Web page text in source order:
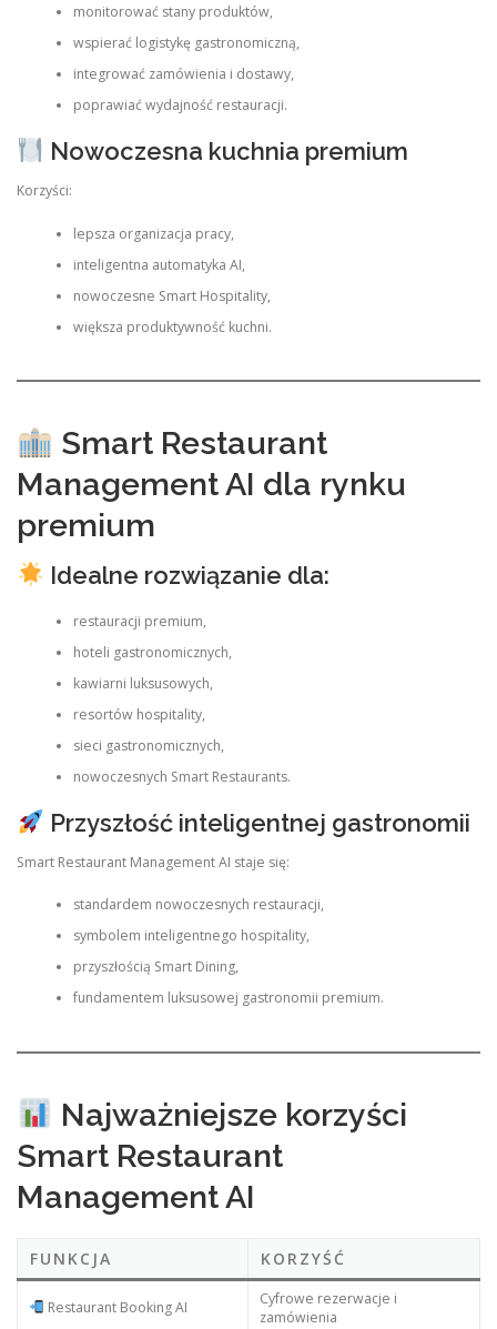
monitorować stany produktów,
wspierać logistykę gastronomiczną,
integrować zamówienia i dostawy,
poprawiać wydajność restauracji.
Nowoczesna kuchnia premium
Korzyści:
lepsza organizacja pracy,
inteligentna automatyka AI,
nowoczesne Smart Hospitality,
większa produktywność kuchni.
Smart Restaurant
Management AI dla rynku
premium
Idealne rozwiązanie dla:
restauracji premium,
hoteli gastronomicznych,
kawiarni luksusowych,
resortów hospitality,
sieci gastronomicznych,
nowoczesnych Smart Restaurants.
Przyszłość inteligentnej gastronomii
Smart Restaurant Management AI staje się:
standardem nowoczesnych restauracji,
symbolem inteligentnego hospitality,
przyszłością Smart Dining,
fundamentem luksusowej gastronomii premium.
Najważniejsze korzyści
Smart Restaurant
Management AI
FUNKCJA KORZYŚĆ
Restaurant Booking AI
Cyfrowe rezerwacje i
zamówienia